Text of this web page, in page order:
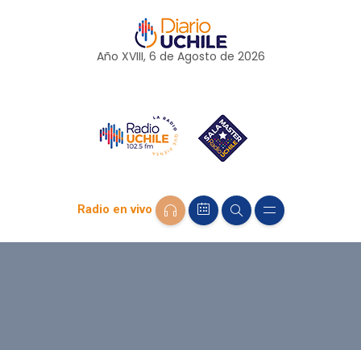
Año XVIII, 6 de Agosto de 2026
Radio en vivo